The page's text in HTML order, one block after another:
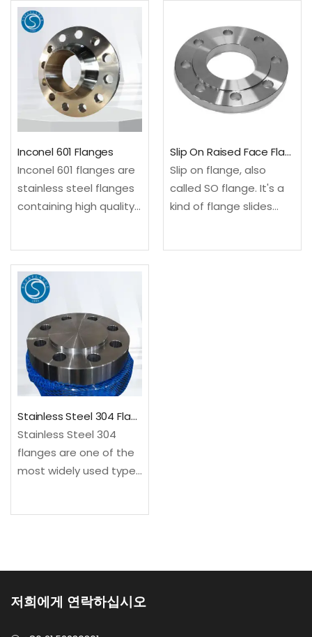
general industrial
systems.✓Material:
ASTM A182 F316L / UNS
S31603 / EN…
performance. With
excellent resistance to
pitting, crevice
corrosion, and chloride
stress corrosion…
Inconel 601 Flanges
Inconel 601 flanges are
stainless steel flanges
containing high quality
temperature and
chemical corrosions.
Produced in
accordance with ASTM
B564 standards,
Inconel…
Slip On Raised Face Flanges
Slip on flange, also
called SO flange. It's a
kind of flange slides
Stainless Steel 304 Flanges | ASME B16.5 Flange Supplier
Stainless Steel 304
flanges are one of the
most widely used types
good…
저희에게 연락하십시오